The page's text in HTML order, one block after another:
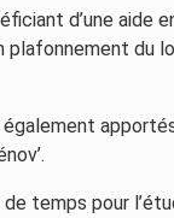
d’une aide
plafonnement du
temps pour